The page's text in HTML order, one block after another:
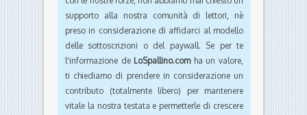
supporto alla nostra comunità di lettori, nè
preso in considerazione di affidarci al modello
delle sottoscrizioni o del paywall. Se per te
l'informazione de LoSpallino.comha un valore,
ti chiediamo di prendere in considerazione un
contributo (totalmente libero) per mantenere
vitale la nostra testata e permetterle di crescere